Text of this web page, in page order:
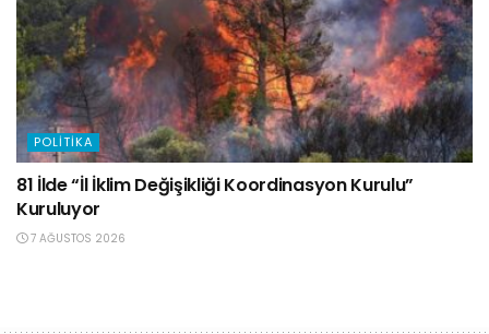
POLITIKA
81 İlde “İl İklim Değişikliği Koordinasyon Kurulu”
Kuruluyor
7 AĞUSTOS 2026